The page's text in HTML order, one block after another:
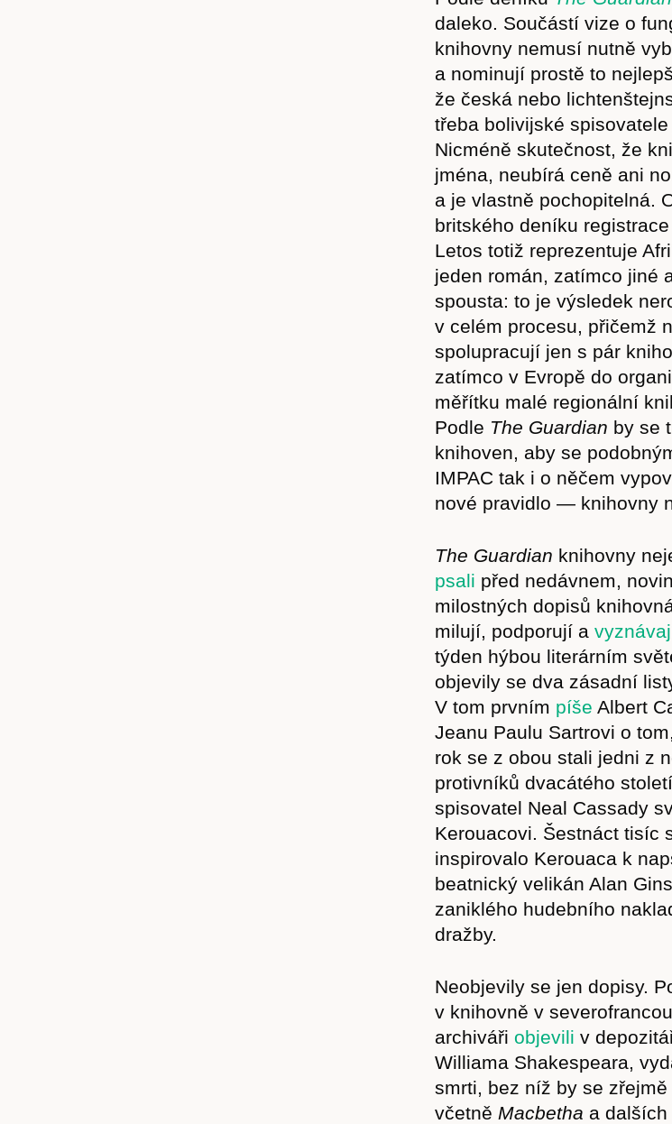
Hostcast
daleko. Součástí vize o
knihovny nemusí nutně
a nominují prostě to
že česká nebo
třeba bolivijské
Nicméně skutečnost, že
jména, neubírá ceně ani
a je vlastně pochopitelná.
britského deníku
Letos totiž reprezentuje
jeden román, zatímco jiné
spousta: to je výsledek
v celém procesu, přičemž
spolupracují jen s pár
zatímco v Evropě do
měřítku malé regionální
Podle The Guardian by se
knihoven, aby se
IMPAC tak i o něčem
nové pravidlo — knihovny
The Guardian knihovny
psali před nedávnem,
milostných dopisů
milují, podporují a
týden hýbou literárním
objevily se dva zásadní
V tom prvním píše Albert
Jeanu Paulu Sartrovi o
rok se z obou stali jedni z
protivníků dvacátého
spisovatel Neal Cassady
Kerouacovi. Šestnáct tisíc
inspirovalo Kerouaca k
beatnický velikán Alan
zaniklého hudebního
dražby.
Neobjevily se jen dopisy.
v knihovně v
archiváři objevili v
Williama Shakespeara,
smrti, bez níž by se
včetně Macbetha a